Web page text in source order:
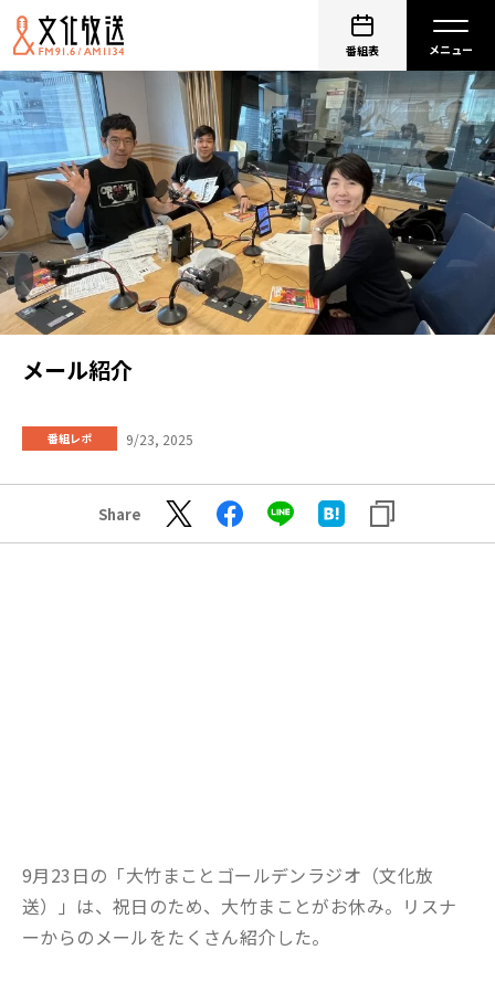
番組表
メール紹介
番組レポ 9/23, 2025
Share
9月23日の「大竹まことゴールデンラジオ（文化放
送）」は、祝日のため、大竹まことがお休み。リスナ
ーからのメールをたくさん紹介した。